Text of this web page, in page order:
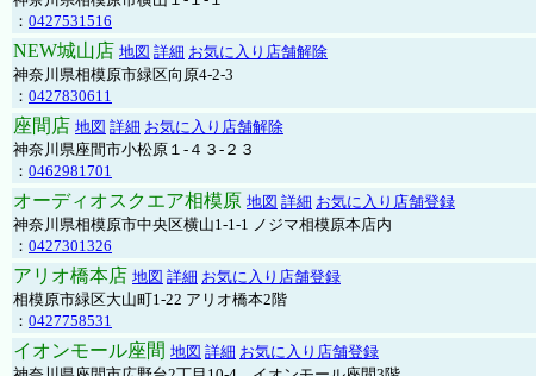
： 0427531516
NEW城山店 地図 詳細 お気に入り店舗解除
神奈川県相模原市緑区向原4-2-3
： 0427830611
座間店 地図 詳細 お気に入り店舗解除
神奈川県座間市小松原１-４３-２３
： 0462981701
オーディオスクエア相模原 地図 詳細 お気に入り店舗登録
神奈川県相模原市中央区横山1-1-1 ノジマ相模原本店内
： 0427301326
アリオ橋本店 地図 詳細 お気に入り店舗登録
相模原市緑区大山町1-22 アリオ橋本2階
： 0427758531
イオンモール座間 地図 詳細 お気に入り店舗登録